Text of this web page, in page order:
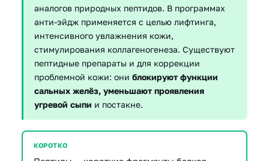
аналогов природных пептидов. В программах
анти-эйдж применяется с целью лифтинга,
интенсивного увлажнения кожи,
стимулирования коллагеногенеза. Существуют
пептидные препараты и для коррекции
проблемной кожи: они блокируют функции
сальных желёз, уменьшают проявления
угревой сыпи и постакне.
КОРОТКО